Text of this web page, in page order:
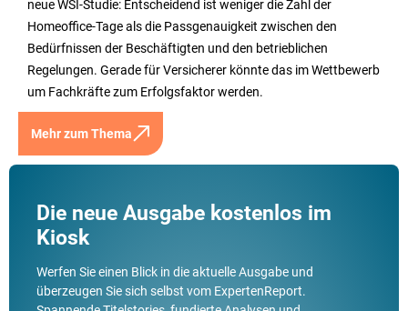
neue WSI-Studie: Entscheidend ist weniger die Zahl der
Homeoffice-Tage als die Passgenauigkeit zwischen den
Bedürfnissen der Beschäftigten und den betrieblichen
Regelungen. Gerade für Versicherer könnte das im Wettbewerb
um Fachkräfte zum Erfolgsfaktor werden.
Mehr zum Thema
Die neue Ausgabe kostenlos im
Kiosk
Werfen Sie einen Blick in die aktuelle Ausgabe und
überzeugen Sie sich selbst vom ExpertenReport.